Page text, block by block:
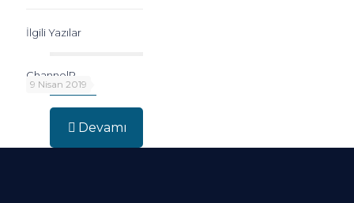
İlgili Yazılar
9 Nisan 2019
ChannelR
Devamı